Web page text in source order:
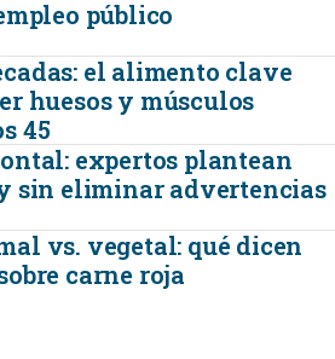
público
el alimento clave
huesos y músculos
45
expertos plantean
sin eliminar advertencias
vs. vegetal: qué dicen
carne roja